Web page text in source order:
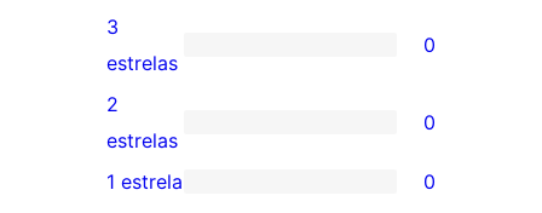
5
estrelas
avaliação
com
4
estrela
0
avaliação
com
3
3
estrelas
0
0
avaliação
2
estrelas
0
1 estrela 0